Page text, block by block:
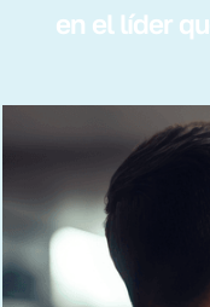
en el líder